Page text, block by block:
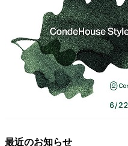
最近のお知らせ